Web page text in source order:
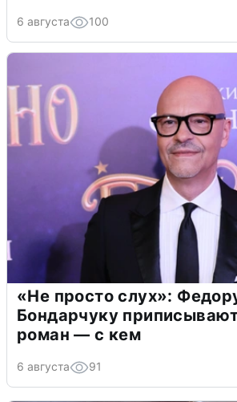
6 августа 100
«Не просто слух»:
Бондарчуку
роман — с кем
6 августа 91